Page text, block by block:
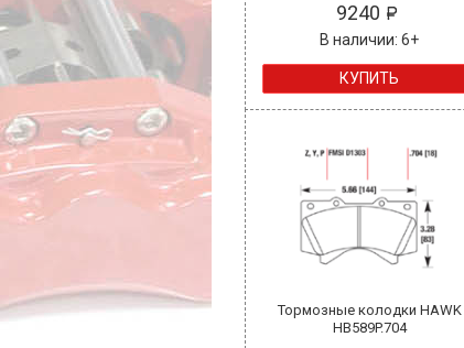
9240
В наличии: 6+
КУПИТЬ
Тормозные колодки HAWK
HB589P.704